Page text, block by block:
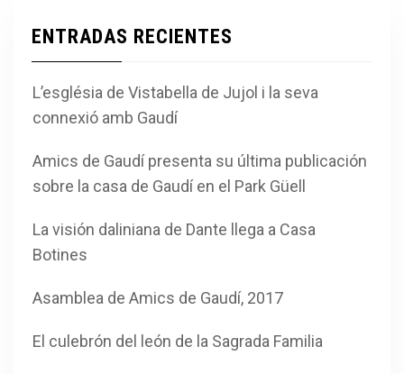
ENTRADAS RECIENTES
L’església de Vistabella de Jujol i la seva
connexió amb Gaudí
Amics de Gaudí presenta su última publicación
sobre la casa de Gaudí en el Park Güell
La visión daliniana de Dante llega a Casa
Botines
Asamblea de Amics de Gaudí, 2017
El culebrón del león de la Sagrada Familia